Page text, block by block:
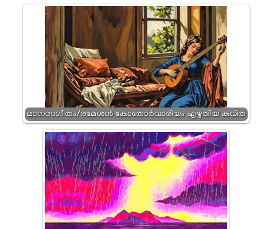
മാനസഗീതം/രമേശൻ കോതോർവാരിയം എഴുതിയ കവിത